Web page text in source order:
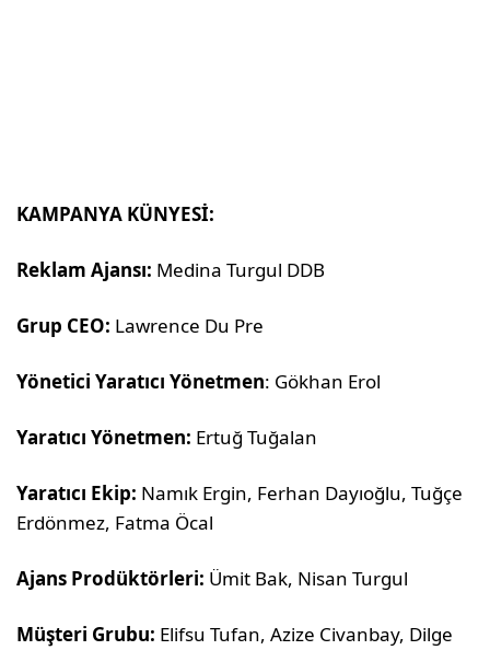
KAMPANYA KÜNYESİ:
Reklam Ajansı: Medina Turgul DDB
Grup CEO: Lawrence Du Pre
Yönetici Yaratıcı Yönetmen: Gökhan Erol
Yaratıcı Yönetmen: Ertuğ Tuğalan
Yaratıcı Ekip: Namık Ergin, Ferhan Dayıoğlu, Tuğçe
Erdönmez, Fatma Öcal
Ajans Prodüktörleri: Ümit Bak, Nisan Turgul
Müşteri Grubu: Elifsu Tufan, Azize Civanbay, Dilge